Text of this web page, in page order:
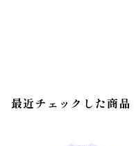
最近チェックした商品